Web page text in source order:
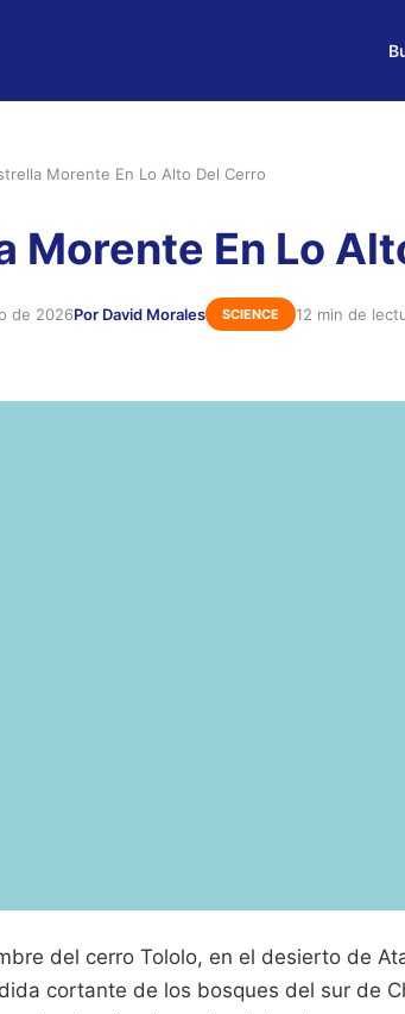
Morente En Lo Alto Del Cerro
Morente En Lo
de 2026Por David Morales SCIENCE 12 min de
del cerro Tololo, en el desierto de
cortante de los bosques del sur de